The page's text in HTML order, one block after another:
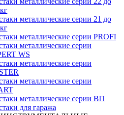
металлические серии 21 до
металлические серии PROFI
металлические серии
WS
металлические серии
металлические серии
металлические серии ВП
для гаража